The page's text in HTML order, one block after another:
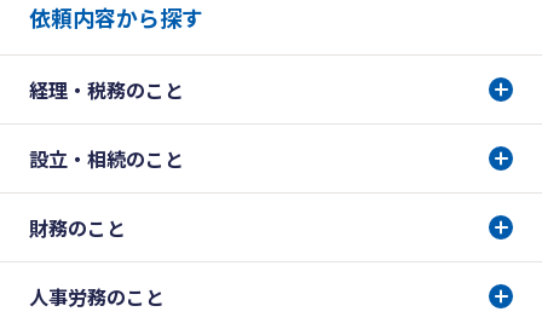
依頼内容から探す
経理・税務のこと
設立・相続のこと
財務のこと
人事労務のこと